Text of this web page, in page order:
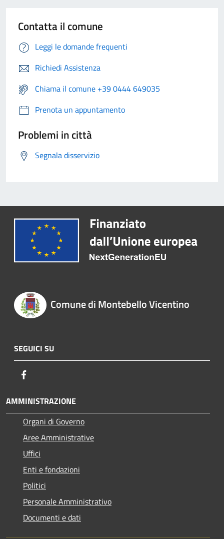
Contatta il comune
Leggi le domande frequenti
Richiedi Assistenza
Chiama il comune +39 0444 649035
Prenota un appuntamento
Problemi in città
Segnala disservizio
Comune di Montebello Vicentino
SEGUICI SU
AMMINISTRAZIONE
Organi di Governo
Aree Amministrative
Uffici
Enti e fondazioni
Politici
Personale Amministrativo
Documenti e dati